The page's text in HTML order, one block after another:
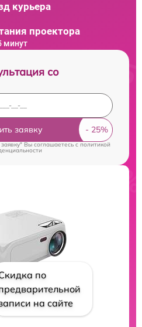
курьера
проектора
минут
со
заявку
Вы соглашаетесь cполитикой
по
на сайте